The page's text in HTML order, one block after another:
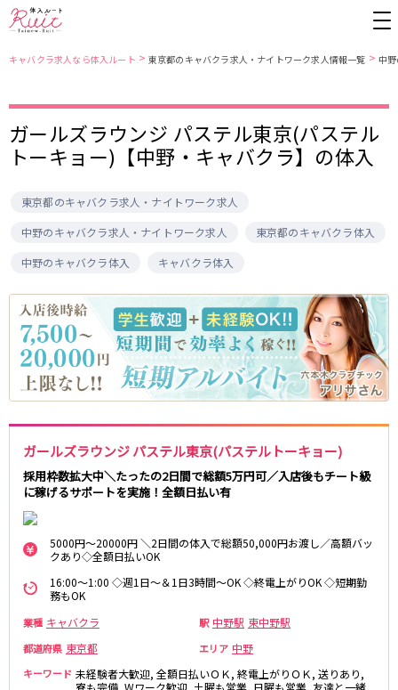
キャバクラ求人なら体入ルート > 東京都のキャバクラ求人・ナイトワーク求人情報一覧 > 中
ガールズラウンジ パステル東京(パステル
トーキョー)【中野・キャバクラ】の体入
東京都のキャバクラ求人・ナイトワーク求人
中野のキャバクラ求人・ナイトワーク求人
東京都のキャバクラ体入
中野のキャバクラ体入
キャバクラ体入
ガールズラウンジ パステル東京(パステルトーキョー)
採用枠数拡大中＼たったの2日間で総額5万円可／入店後もチート級
に稼げるサポートを実施！全額日払い有
5000円～20000円 ＼2日間の体入で総額50,000円お渡し／高額バッ
クあり◇全額日払いOK
16:00～1:00 ◇週1日～＆1日3時間～OK ◇終電上がりOK ◇短期勤
務もOK
業種 キャバクラ 駅 中野駅 東中野駅
都道府県 東京都 エリア 中野
キーワード 未経験者大歓迎, 全額日払いＯＫ, 終電上がりＯＫ, 送りあり,
寮も完備, Wワーク歓迎, 土曜も営業, 日曜も営業, 友達と一緒
東京都
上野
池袋
吉祥寺
町田
立川
歌舞伎町
五反田
蒲田
渋谷
北千住
八王子
練馬
六本木
品川・大井町・大森
秋葉原
中野
恵比寿
葛西
赤坂
小岩・新小岩
自由が丘・学芸大学
三軒茶屋・二子玉川
荻窪・阿佐ヶ谷
浅草・浅草橋・両国
目黒・中目黒
綾瀬・竹ノ塚・西新井
調布
高円寺
亀有・金町
新宿
明大前・烏山
四谷・神楽坂
菊川・瑞江
高田馬場・大久保
東京メトロ日比谷線
銀座駅
上野駅
恵比寿駅
六本木駅
広尾駅
三ノ輪駅
上野御徒町駅
六本木駅
練馬駅
門前仲町駅
東新宿駅
両国駅
東中野駅
飯田橋駅
麻布十番駅
森下駅
勝どき駅
豊島園駅
JR中央・総武線
船橋駅
秋葉原駅
西船橋駅
津田沼駅
亀戸駅
小岩駅
市川駅
阿佐ヶ谷駅
三鷹駅
新小岩駅